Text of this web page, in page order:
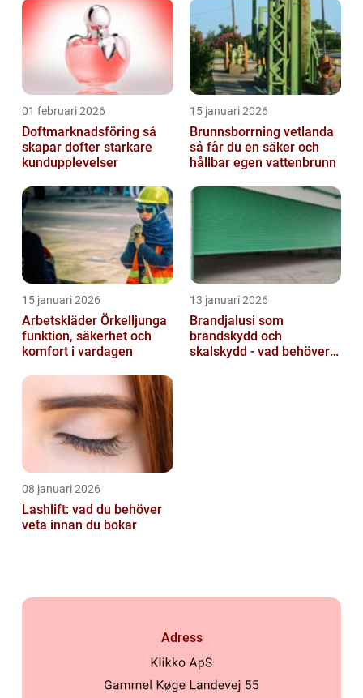
01 februari 2026
Doftmarknadsföring så
skapar dofter starkare
kundupplevelser
15 januari 2026
Brunnsborrning vetlanda
så får du en säker och
hållbar egen vattenbrunn
15 januari 2026
Arbetskläder Örkelljunga
funktion, säkerhet och
komfort i vardagen
13 januari 2026
Brandjalusi som
brandskydd och
skalskydd - vad behöver
08 januari 2026
Lashlift: vad du behöver
veta innan du bokar
Adress